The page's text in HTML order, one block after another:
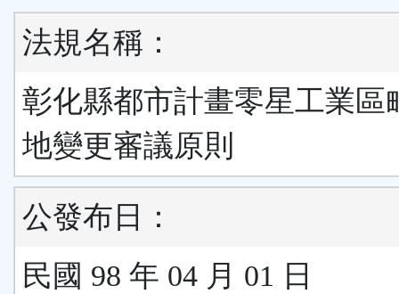
法規名稱：
彰化縣都市計畫零星工業區
地變更審議原則
公發布日：
民國 98 年 04 月 01 日